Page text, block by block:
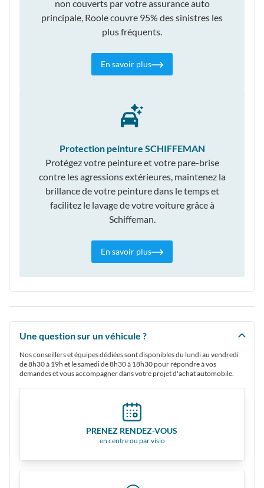
non couverts par votre assurance auto
principale, Roole couvre 95% des sinistres les
plus fréquents.
En savoir plus
Protection peinture SCHIFFEMAN
Protégez votre peinture et votre pare-brise
contre les agressions extérieures, maintenez la
brillance de votre peinture dans le temps et
facilitez le lavage de votre voiture grâce à
Schiffeman.
En savoir plus
Une question sur un véhicule ?
Nos conseillers et équipes dédiées sont disponibles du lundi au vendredi
de 8h30 à 19h et le samedi de 8h30 à 18h30 pour répondre à vos
demandes et vous accompagner dans votre projet d'achat automobile.
PRENEZ RENDEZ-VOUS
en centre ou par visio